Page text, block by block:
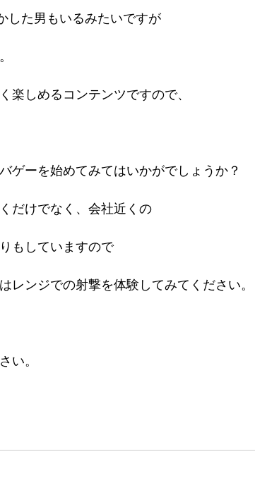
した男もいるみたいですが
楽しめるコンテンツですので、
ゲーを始めてみてはいかがでしょうか？
だけでなく、会社近くの
もしていますので
レンジでの射撃を体験してみてください。
い。